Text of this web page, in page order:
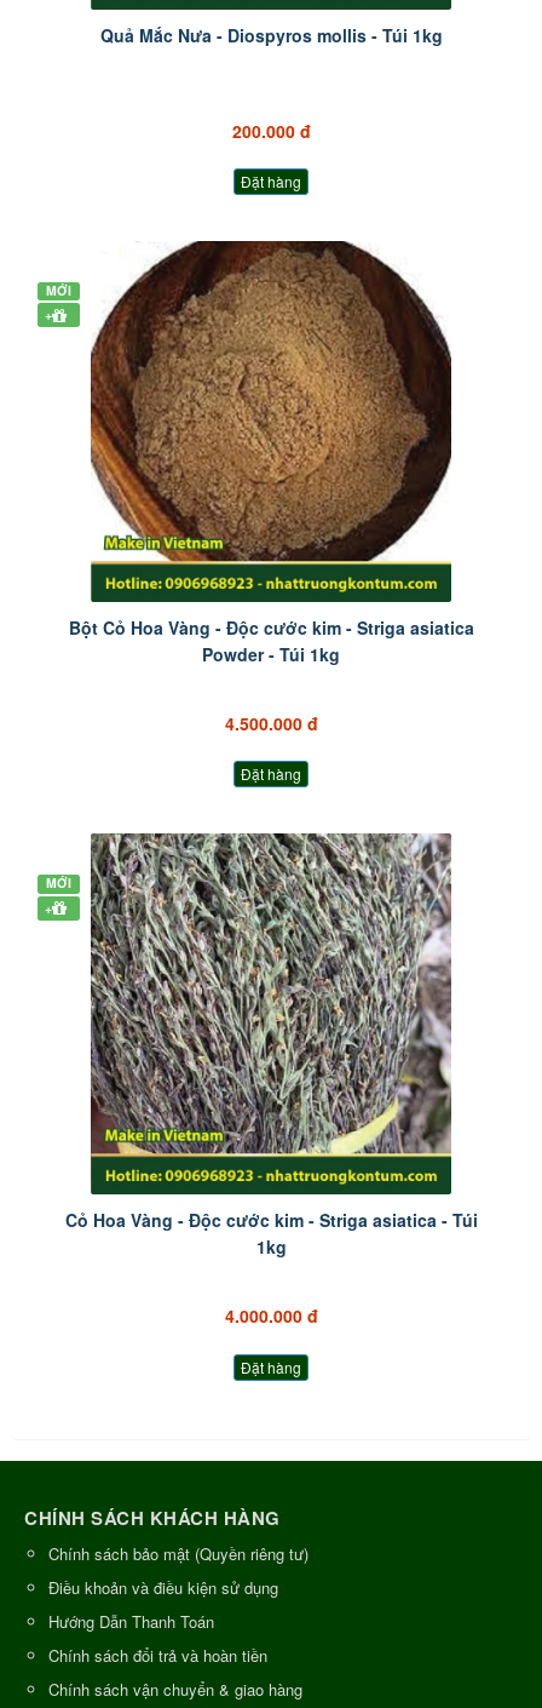
Quả Mắc Nưa - Diospyros mollis - Túi 1kg
200.000 đ
Đặt hàng
MỚI
+
Bột Cỏ Hoa Vàng - Độc cước kim - Striga asiatica
Powder - Túi 1kg
4.500.000 đ
Đặt hàng
MỚI
+
Cỏ Hoa Vàng - Độc cước kim - Striga asiatica - Túi
1kg
4.000.000 đ
Đặt hàng
CHÍNH SÁCH KHÁCH HÀNG
Chính sách bảo mật (Quyền riêng tư)
Điều khoản và điều kiện sử dụng
Hướng Dẫn Thanh Toán
Chính sách đổi trả và hoàn tiền
Chính sách vận chuyển & giao hàng